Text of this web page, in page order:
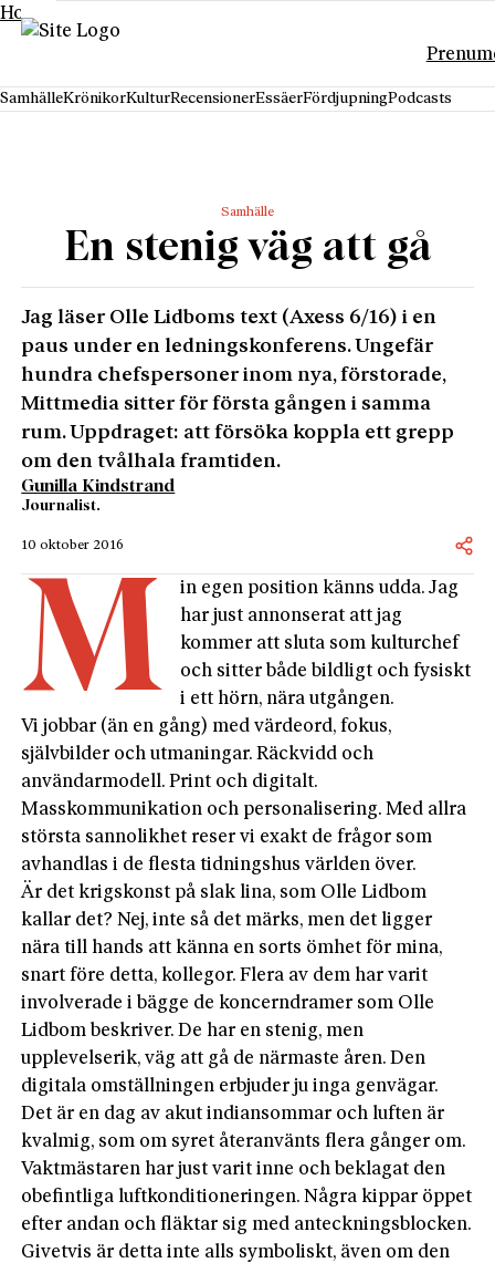
Hoppa till innehåll
SamhälleKrönikorKulturRecensionerEssäerFördjupningPodcasts
Samhälle
En stenig väg att gå
Jag läser Olle Lidboms text (Axess 6/16) i en
paus under en ledningskonferens. Ungefär
hundra chefspersoner inom nya, förstorade,
Mittmedia sitter för första gången i samma
rum. Uppdraget: att försöka koppla ett grepp
om den tvålhala framtiden.
Gunilla Kindstrand
Journalist.
10 oktober 2016
M
in egen position känns udda. Jag
har just annonserat att jag
kommer att sluta som kulturchef
och sitter både bildligt och fysiskt
i ett hörn, nära utgången.
Vi jobbar (än en gång) med värdeord, fokus,
självbilder och utmaningar. Räckvidd och
användarmodell. Print och digitalt.
Masskommunikation och personalisering. Med allra
största sannolikhet reser vi exakt de frågor som
avhandlas i de flesta tidningshus världen över.
Är det krigskonst på slak lina, som Olle Lidbom
kallar det? Nej, inte så det märks, men det ligger
nära till hands att känna en sorts ömhet för mina,
snart före detta, kollegor. Flera av dem har varit
involverade i bägge de koncerndramer som Olle
Lidbom beskriver. De har en stenig, men
upplevelserik, väg att gå de närmaste åren. Den
digitala omställningen erbjuder ju inga genvägar.
Det är en dag av akut indiansommar och luften är
kvalmig, som om syret återanvänts flera gånger om.
Vaktmästaren har just varit inne och beklagat den
obefintliga luftkonditioneringen. Några kippar öppet
efter andan och fläktar sig med anteckningsblocken.
Givetvis är detta inte alls symboliskt, även om den